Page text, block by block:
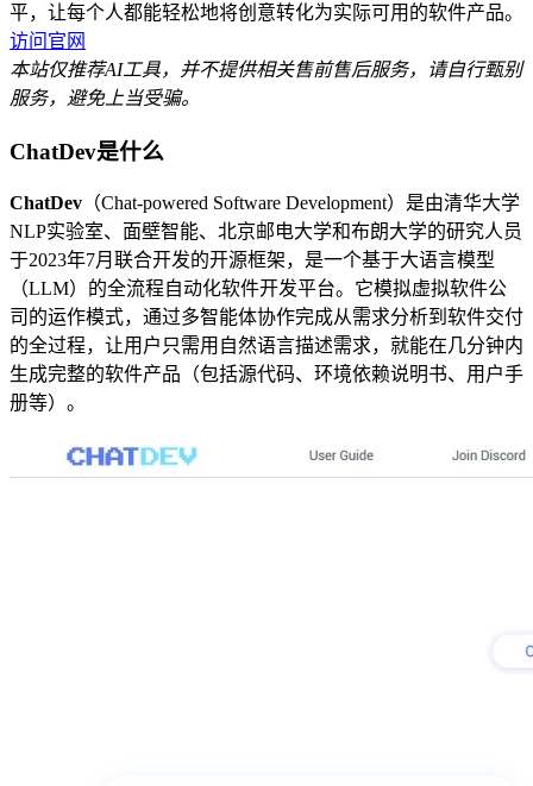
平，让每个人都能轻松地将创意转化为实际可用的软件产品。
访问官网
本站仅推荐AI工具，并不提供相关售前售后服务，请自行甄别
服务，避免上当受骗。
ChatDev是什么
ChatDev （Chat-powered Software Development）是由清华大学
NLP实验室、面壁智能、北京邮电大学和布朗大学的研究人员
于2023年7月联合开发的开源框架，是一个基于大语言模型
（LLM）的全流程自动化软件开发平台。它模拟虚拟软件公
司的运作模式，通过多智能体协作完成从需求分析到软件交付
的全过程，让用户只需用自然语言描述需求，就能在几分钟内
生成完整的软件产品（包括源代码、环境依赖说明书、用户手
册等）。